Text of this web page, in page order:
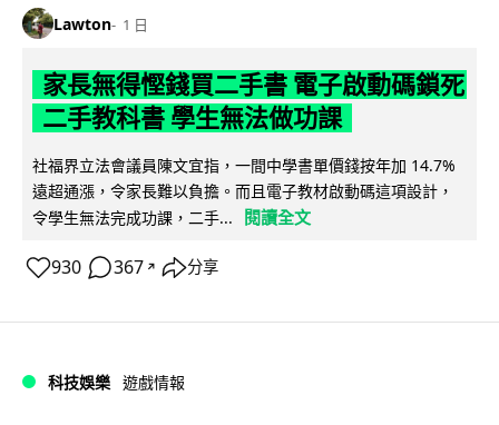
Lawton 1 日
家長無得慳錢買二手書 電子啟動碼鎖死
二手教科書 學生無法做功課
社福界立法會議員陳文宜指，一間中學書單價錢按年加 14.7%
遠超通漲，令家長難以負擔。而且電子教材啟動碼這項設計，
令學生無法完成功課，二手...
閱讀全文
930 367 ↗ 分享
科技娛樂 遊戲情報